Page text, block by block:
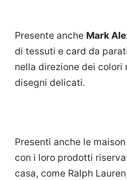
Presente anche Mark
di tessuti e card da
nella direzione dei colori
disegni delicati.
Presenti anche le
con i loro prodotti
casa, come Ralph